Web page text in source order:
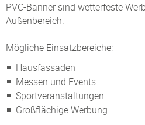
PVC-Banner sind wetterfeste
Außenbereich.
Mögliche Einsatzbereiche:
Hausfassaden
Messen und Events
Sportveranstaltungen
Großflächige Werbung